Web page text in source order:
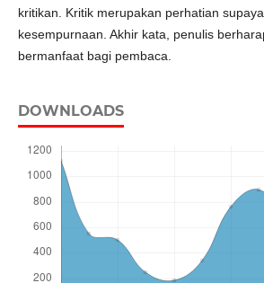
kritikan. Kritik merupakan perhatian
kesempurnaan. Akhir kata, penulis
bermanfaat bagi pembaca.
DOWNLOADS